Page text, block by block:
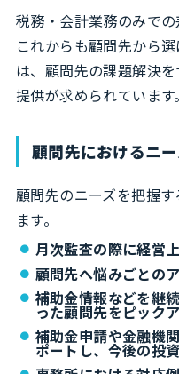
税務・会計業務のみでの
これからも顧問先から
は、顧問先の課題解決
提供が求められています。
顧問先におけるニ
顧問先のニーズを把握
ます。
月次監査の際に経営
顧問先へ悩みごとの
補助金情報などを継
った顧問先をピック
補助金申請や金融機
ポートし、今後の投